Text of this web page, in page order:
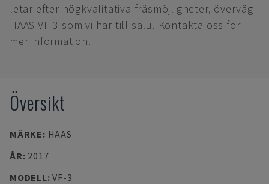
letar efter högkvalitativa fräsmöjligheter, överväg
HAAS VF-3 som vi har till salu. Kontakta oss för
mer information.
Översikt
MÄRKE: HAAS
ÅR: 2017
MODELL:VF-3